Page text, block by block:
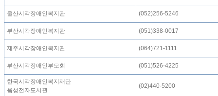
울산시각장애인복지관 (052)256-5246
부산시각장애인복지관 (051)338-0017
제주시각장애인복지관 (064)721-1111
부산시각장애인부모회 (051)526-4225
한국시각장애인복지재단
음성전자도서관
(02)440-5200